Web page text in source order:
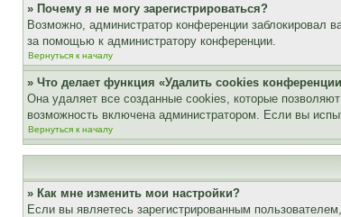
» Почему я не могу зарегистрироваться?
Возможно, администратор конференции заблокировал
за помощью к администратору конференции.
Вернуться к началу
» Что делает функция «Удалить cookies
Она удаляет все созданные cookies, которые
возможность включена администратором. Если вы
Вернуться к началу
» Как мне изменить мои настройки?
Если вы являетесь зарегистрированным